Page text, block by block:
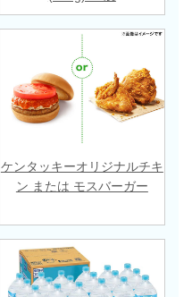
ケンタッキーオリジナルチキ
ン または モスバーガー